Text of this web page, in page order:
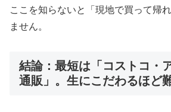
ここを知らないと「現地で買って帰
ません。
結論：最短は「コストコ・
通販」。生にこだわるほど